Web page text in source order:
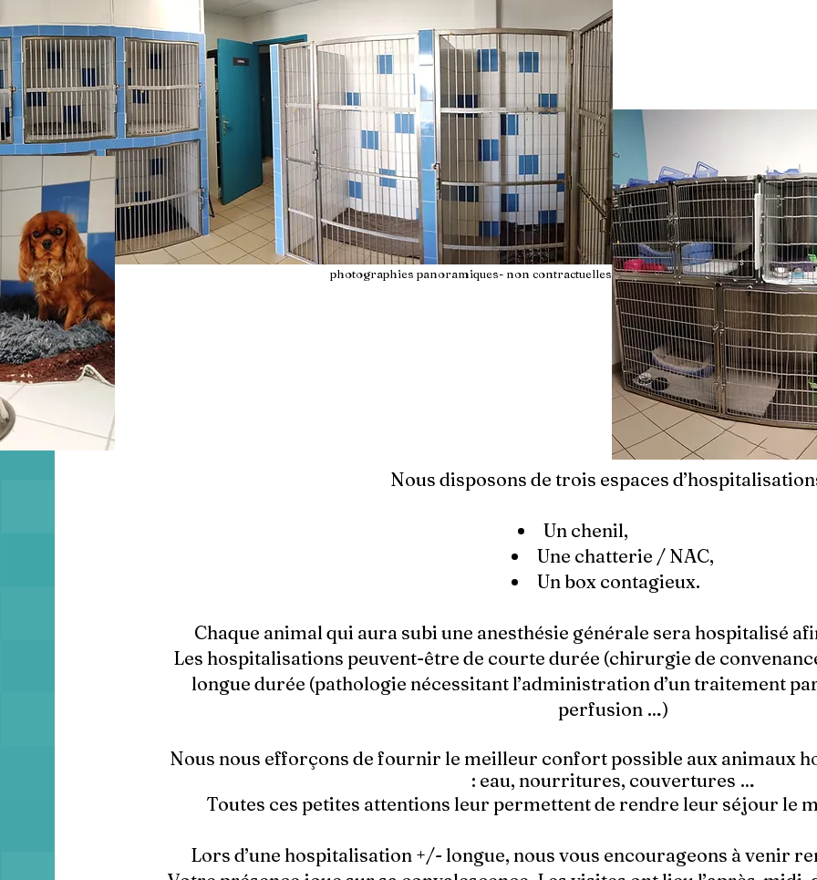
photographies panoramiques- non contractuelles
Nous disposons de trois espaces
Un chenil,
Une chatterie / NAC,
Un box contagieux.
Chaque animal qui aura subi une anesthésie générale sera hospitalisé
Les hospitalisations peuvent-être de courte durée (chirurgie de
longue durée (pathologie nécessitant l’administration d’un traitement
perfusion …)
Nous nous efforçons de fournir le meilleur confort possible aux animaux
: eau, nourritures, couvertures …
Toutes ces petites attentions leur permettent de rendre leur séjour le
Lors d’une hospitalisation +/- longue, nous vous encourageons à venir